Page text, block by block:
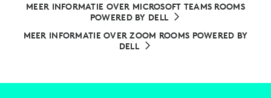
MEER INFORMATIE OVER MICROSOFT TEAMS ROOMS
POWERED BY DELL
MEER INFORMATIE OVER ZOOM ROOMS POWERED BY
DELL